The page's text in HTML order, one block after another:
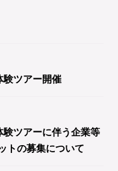
験ツアー開催
験ツアーに伴う企業等
トの募集について